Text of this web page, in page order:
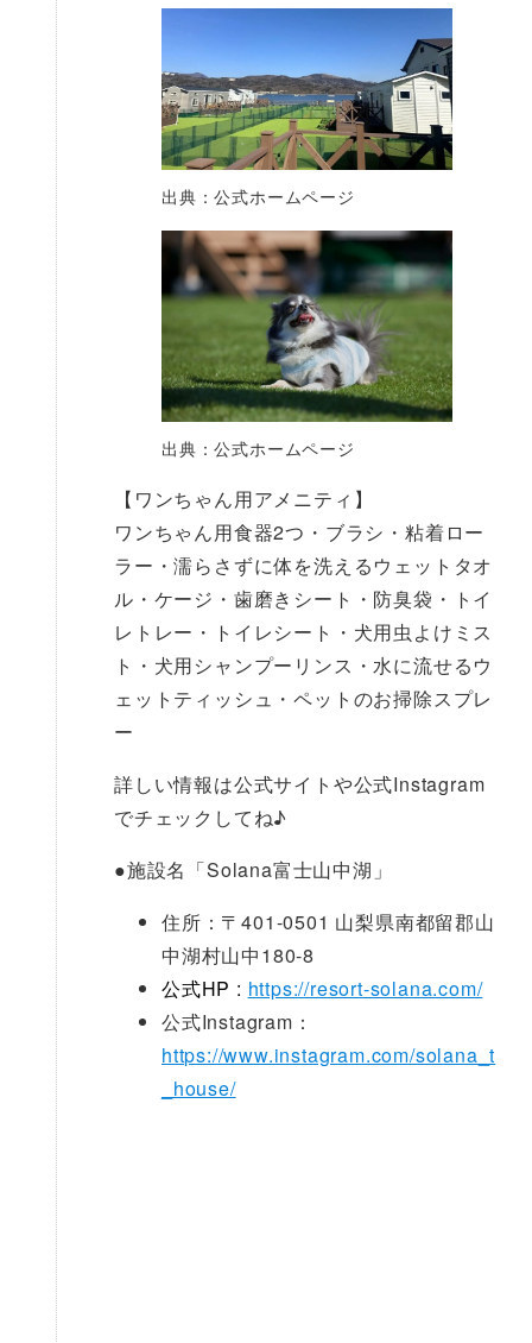
出典：公式ホームページ
出典：公式ホームページ
【ワンちゃん用アメニティ】
ワンちゃん用食器2つ・ブラシ・粘着ロー
ラー・濡らさずに体を洗えるウェットタオ
ル・ケージ・歯磨きシート・防臭袋・トイ
レトレー・トイレシート・犬用虫よけミス
ト・犬用シャンプーリンス・水に流せるウ
ェットティッシュ・ペットのお掃除スプレ
ー
詳しい情報は公式サイトや公式Instagram
でチェックしてね♪
●施設名「Solana富士山中湖」
住所：〒401-0501 山梨県南都留郡山
中湖村山中180-8
公式HP : https://resort-solana.com/
公式Instagram：
https://www.instagram.com/solana_t
_house/